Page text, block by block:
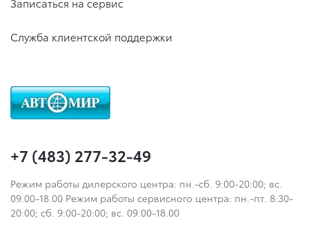
Записаться на сервис
Служба клиентской поддержки
+7 (483) 277-32-49
Режим работы дилерского центра: пн.-сб. 9:00-20:00; вс.
09.00-18.00 Режим работы сервисного центра: пн.-пт. 8:30-
20:00; сб. 9:00-20:00; вс. 09.00-18.00